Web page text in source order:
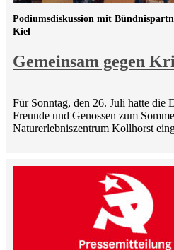
Gemeinsam gegen
Podiumsdiskussion mit
Kiel
Für Sonntag, den 26. Juli hatte die
Freunde und Genossen zum
Naturerlebniszentrum Kollhorst